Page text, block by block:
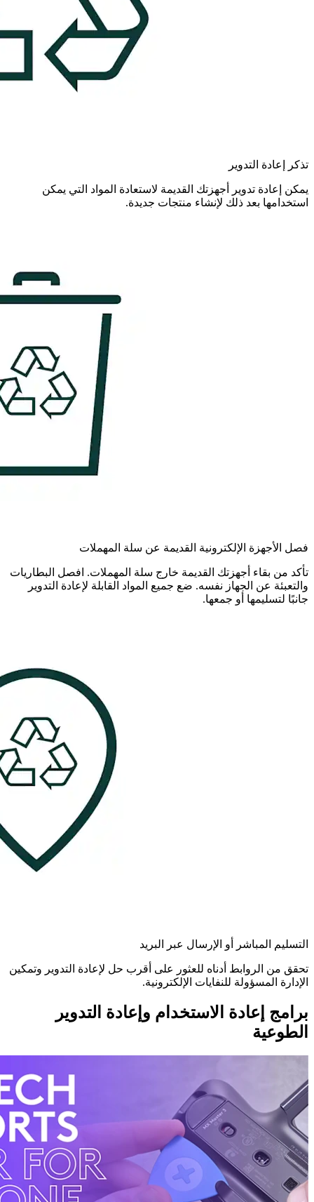
تذكر إعادة التدوير
يمكن إعادة تدوير أجهزتك القديمة لاستعادة المواد التي يمكن
استخدامها بعد ذلك لإنشاء منتجات جديدة.
فصل الأجهزة الإلكترونية القديمة عن سلة المهملات
تأكد من بقاء أجهزتك القديمة خارج سلة المهملات. افصل البطاريات
والتعبئة عن الجهاز نفسه. ضع جميع المواد القابلة لإعادة التدوير
جانبًا لتسليمها أو جمعها.
التسليم المباشر أو الإرسال عبر البريد
تحقق من الروابط أدناه للعثور على أقرب حل لإعادة التدوير وتمكين
الإدارة المسؤولة للنفايات الإلكترونية.
برامج إعادة الاستخدام وإعادة التدوير
الطوعية